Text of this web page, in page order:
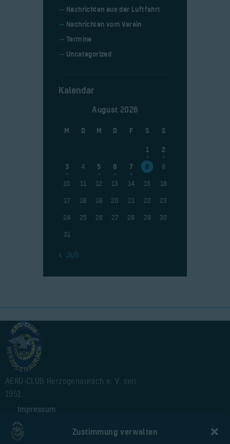
Zustimmung verwalten
Nachrichten aus der Luftfahrt
Nachrichten vom Verein
Termine
Uncategorized
Kalendar
August 2026
M D M D F S S
1
2
3
4 5 6 7 8
9
10
11 12 13 14 15
16
17
18 19 20 21 22
23
24
25 26 27 28 29
30
31
« Juli
AERO-CLUB Herzogenaurach e. V. seit
1951.
Impressum
Alte Webseite